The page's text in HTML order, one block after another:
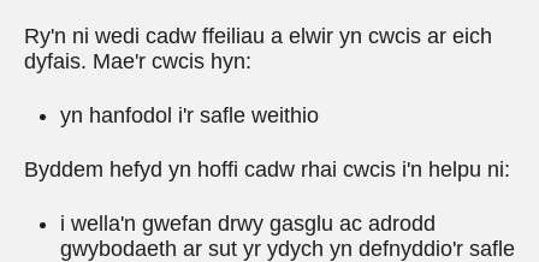
Ry'n ni wedi cadw ffeiliau a elwir yn cwcis ar eich
dyfais. Mae'r cwcis hyn:
yn hanfodol i'r safle weithio
Byddem hefyd yn hoffi cadw rhai cwcis i'n helpu ni:
i wella'n gwefan drwy gasglu ac adrodd
gwybodaeth ar sut yr ydych yn defnyddio'r safle